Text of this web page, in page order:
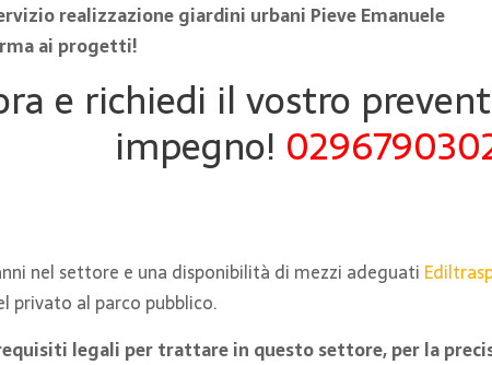
realizzazione giardini urbani Pieve Emanuele
ai progetti!
e richiedi il vostro
impegno!
nel settore e una disponibilità di mezzi adeguati
privato al parco pubblico.
legali per trattare in questo settore, per la